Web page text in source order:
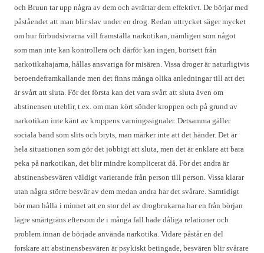
och Bruun tar upp några av dem och avrättar dem effektivt. De börjar med
påståendet att man blir slav under en drog. Redan uttrycket säger mycket
om hur förbudsivrarna vill framställa narkotikan, nämligen som något
som man inte kan kontrollera och därför kan ingen, bortsett från
narkotikahajarna, hållas ansvariga för misären. Vissa droger är naturligtvis
beroendeframkallande men det finns många olika anledningar till att det
är svårt att sluta. För det första kan det vara svårt att sluta även om
abstinensen uteblir, t.ex. om man kört sönder kroppen och på grund av
narkotikan inte känt av kroppens varningssignaler. Detsamma gäller
sociala band som slits och bryts, man märker inte att det händer. Det är
hela situationen som gör det jobbigt att sluta, men det är enklare att bara
peka på narkotikan, det blir mindre komplicerat då. För det andra är
abstinensbesvären väldigt varierande från person till person. Vissa klarar
utan några större besvär av dem medan andra har det svårare. Samtidigt
bör man hålla i minnet att en stor del av drogbrukarna har en från början
lägre smärtgräns eftersom de i många fall hade dåliga relationer och
problem innan de började använda narkotika. Vidare påstår en del
forskare att abstinensbesvären är psykiskt betingade, besvären blir svårare